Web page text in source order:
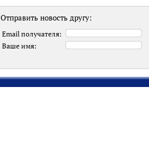
Отправить новость другу:
Email получателя:
Ваше имя: